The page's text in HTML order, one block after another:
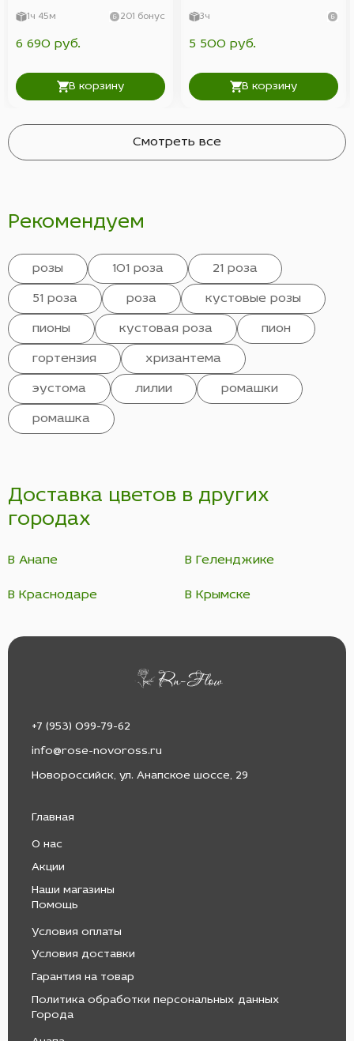
1ч 45м 201 бонус
6 690 руб.
В корзину
3ч
5 500 руб.
В корзину
Смотреть все
Рекомендуем
розы 101 роза 21 роза
51 роза роза кустовые розы
пионы кустовая роза пион
гортензия хризантема
эустома лилии ромашки
ромашка
Доставка цветов в других
городах
В Анапе В Геленджике
В Краснодаре В Крымске
+7 (953) 099-79-62
info@rose-novoross.ru
Новороссийск, ул. Анапское шоссе, 29
Главная
О нас
Акции
Наши магазины
Помощь
Условия оплаты
Условия доставки
Гарантия на товар
Политика обработки персональных данных
Города